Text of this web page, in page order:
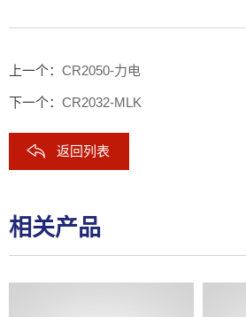
上一个： CR2050-力电
下一个： CR2032-MLK
返回列表
相关产品